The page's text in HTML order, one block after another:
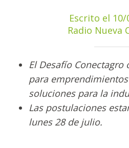
Escrito el 10/
Radio Nueva
El Desafío
para
soluciones para la
Las postulaciones
lunes 28 de julio.